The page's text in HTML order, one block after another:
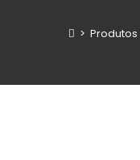
> Produtos